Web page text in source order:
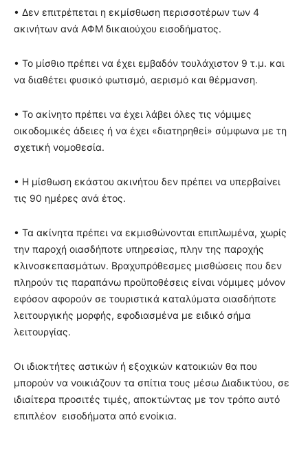
• Δεν επιτρέπεται η εκμίσθωση περισσοτέρων των 4
ακινήτων ανά ΑΦΜ δικαιούχου εισοδήματος.
• Το μίσθιο πρέπει να έχει εμβαδόν τουλάχιστον 9 τ.μ. και
να διαθέτει φυσικό φωτισμό, αερισμό και θέρμανση.
• Το ακίνητο πρέπει να έχει λάβει όλες τις νόμιμες
οικοδομικές άδειες ή να έχει «διατηρηθεί» σύμφωνα με τη
σχετική νομοθεσία.
• Η μίσθωση εκάστου ακινήτου δεν πρέπει να υπερβαίνει
τις 90 ημέρες ανά έτος.
• Τα ακίνητα πρέπει να εκμισθώνονται επιπλωμένα, χωρίς
την παροχή οιασδήποτε υπηρεσίας, πλην της παροχής
κλινοσκεπασμάτων. Βραχυπρόθεσμες μισθώσεις που δεν
πληρούν τις παραπάνω προϋποθέσεις είναι νόμιμες μόνον
εφόσον αφορούν σε τουριστικά καταλύματα οιασδήποτε
λειτουργικής μορφής, εφοδιασμένα με ειδικό σήμα
λειτουργίας.
Οι ιδιοκτήτες αστικών ή εξοχικών κατοικιών θα που
μπορούν να νοικιάζουν τα σπίτια τους μέσω Διαδικτύου, σε
ιδιαίτερα προσιτές τιμές, αποκτώντας με τον τρόπο αυτό
επιπλέον εισοδήματα από ενοίκια.